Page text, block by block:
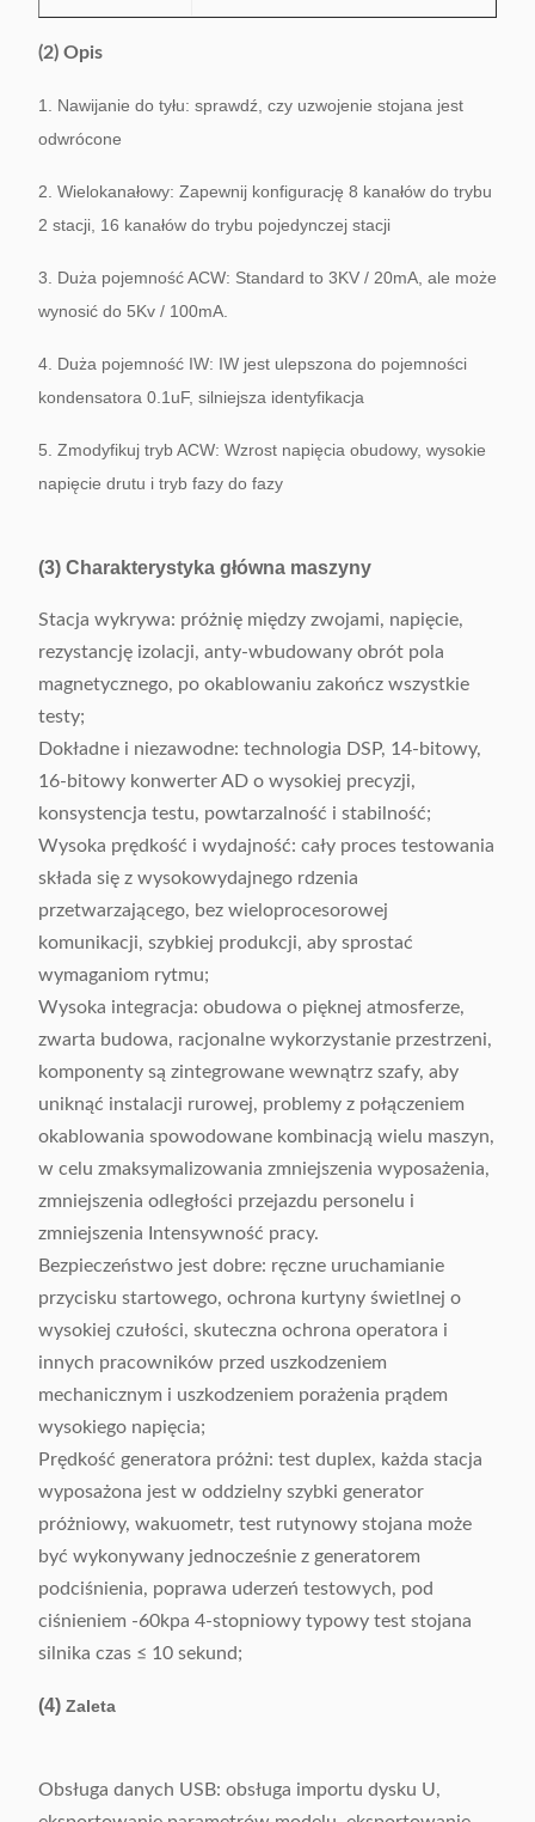
(2) Opis
1. Nawijanie do tyłu: sprawdź, czy uzwojenie stojana jest
odwrócone
2. Wielokanałowy: Zapewnij konfigurację 8 kanałów do trybu
2 stacji, 16 kanałów do trybu pojedynczej stacji
3. Duża pojemność ACW: Standard to 3KV / 20mA, ale może
wynosić do 5Kv / 100mA.
4. Duża pojemność IW: IW jest ulepszona do pojemności
kondensatora 0.1uF, silniejsza identyfikacja
5. Zmodyfikuj tryb ACW: Wzrost napięcia obudowy, wysokie
napięcie drutu i tryb fazy do fazy
(3) Charakterystyka główna maszyny
Stacja wykrywa: próżnię między zwojami, napięcie,
rezystancję izolacji, anty-wbudowany obrót pola
magnetycznego, po okablowaniu zakończ wszystkie
testy;
Dokładne i niezawodne: technologia DSP, 14-bitowy,
16-bitowy konwerter AD o wysokiej precyzji,
konsystencja testu, powtarzalność i stabilność;
Wysoka prędkość i wydajność: cały proces testowania
składa się z wysokowydajnego rdzenia
przetwarzającego, bez wieloprocesorowej
komunikacji, szybkiej produkcji, aby sprostać
wymaganiom rytmu;
Wysoka integracja: obudowa o pięknej atmosferze,
zwarta budowa, racjonalne wykorzystanie przestrzeni,
komponenty są zintegrowane wewnątrz szafy, aby
uniknąć instalacji rurowej, problemy z połączeniem
okablowania spowodowane kombinacją wielu maszyn,
w celu zmaksymalizowania zmniejszenia wyposażenia,
zmniejszenia odległości przejazdu personelu i
zmniejszenia Intensywność pracy.
Bezpieczeństwo jest dobre: ​​ręczne uruchamianie
przycisku startowego, ochrona kurtyny świetlnej o
wysokiej czułości, skuteczna ochrona operatora i
innych pracowników przed uszkodzeniem
mechanicznym i uszkodzeniem porażenia prądem
wysokiego napięcia;
Prędkość generatora próżni: test duplex, każda stacja
wyposażona jest w oddzielny szybki generator
próżniowy, wakuometr, test rutynowy stojana może
być wykonywany jednocześnie z generatorem
podciśnienia, poprawa uderzeń testowych, pod
ciśnieniem -60kpa 4-stopniowy typowy test stojana
silnika czas ≤ 10 sekund;
(4) Zaleta
Obsługa danych USB: obsługa importu dysku U,